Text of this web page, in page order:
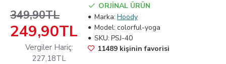
249,90TL
349,90TL
Vergiler Hariç:
227,18TL
ORJİNAL ÜRÜN
Marka: Hoody
Model: colorful-yoga
SKU: PSJ-40
11489 kişinin favorisi